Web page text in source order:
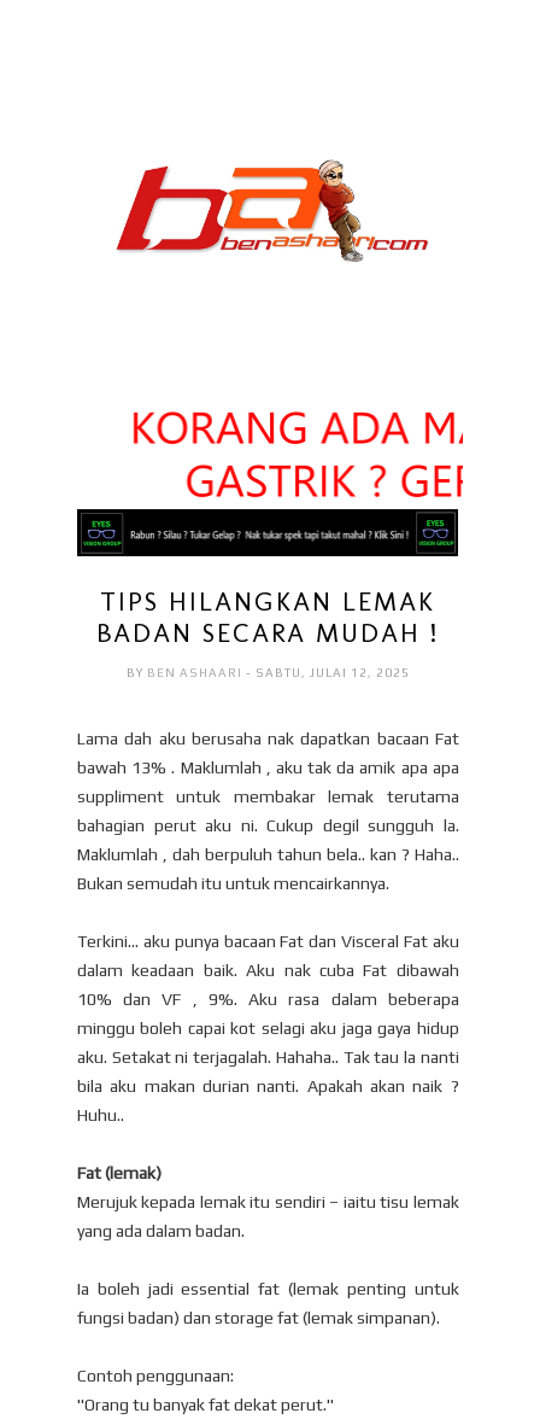
TIPS HILANGKAN LEMAK
BADAN SECARA MUDAH !
BY BEN ASHAARI - SABTU, JULAI 12, 2025
Lama dah aku berusaha nak dapatkan bacaan Fat
bawah 13% . Maklumlah , aku tak da amik apa apa
suppliment untuk membakar lemak terutama
bahagian perut aku ni. Cukup degil sungguh la.
Maklumlah , dah berpuluh tahun bela.. kan ? Haha..
Bukan semudah itu untuk mencairkannya.
Terkini... aku punya bacaan Fat dan Visceral Fat aku
dalam keadaan baik. Aku nak cuba Fat dibawah
10% dan VF , 9%. Aku rasa dalam beberapa
minggu boleh capai kot selagi aku jaga gaya hidup
aku. Setakat ni terjagalah. Hahaha.. Tak tau la nanti
bila aku makan durian nanti. Apakah akan naik ?
Huhu..
Fat (lemak)
Merujuk kepada lemak itu sendiri – iaitu tisu lemak
yang ada dalam badan.
Ia boleh jadi essential fat (lemak penting untuk
fungsi badan) dan storage fat (lemak simpanan).
Contoh penggunaan:
"Orang tu banyak fat dekat perut."